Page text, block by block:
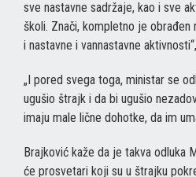
sve nastavne sadržaje, kao i sve
školi. Znači, kompletno je obrađen
i nastavne i vannastavne
„I pored svega toga, ministar se
ugušio štrajk i da bi ugušio
imaju male lične dohotke, da im
Brajković kaže da je takva odluka
će prosvetari koji su u štrajku